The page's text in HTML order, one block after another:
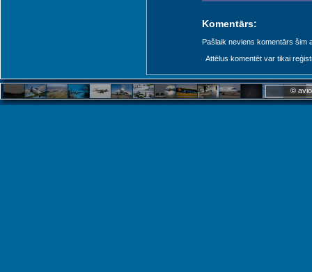
Komentārs:
Pašlaik neviens komentārs šim
Attēlus komentēt var tikai
©